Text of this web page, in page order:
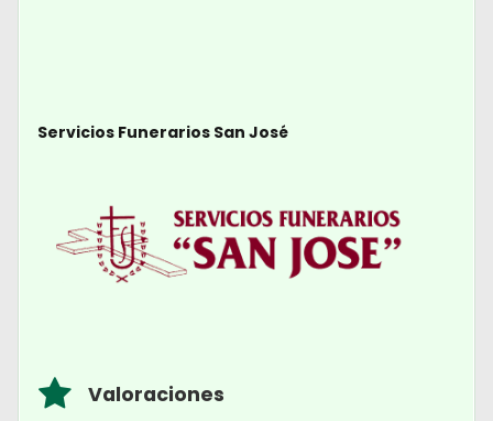
Servicios Funerarios San José
Valoraciones